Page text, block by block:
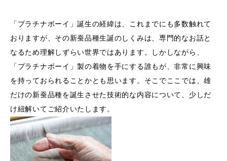
「プラチナボーイ」誕生の経緯は、これまでにも多数触れて
おりますが、その新蚕品種生誕のしくみは、専門的なお話と
なるため理解しずらい世界ではあります。しかしながら、
「プラチナボーイ」製の着物を手にする誰もが、非常に興味
を持っておられることかとも思います。そこでここでは、雄
だけの新蚕品種を誕生させた技術的な内容について、少しだ
け紐解いてご紹介いたします。